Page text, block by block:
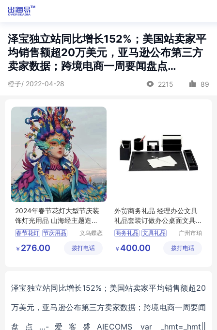
泽宝独立站同比增长152%；美国站卖家平
均销售额超20万美元，亚马逊公布第三方
卖家数据；跨境电商一周要闻盘点…
橙子/ 2022-04-28 2215 89
2024年春节花灯大型节庆装
饰灯光用品 山海经主题造型
彩灯制作厂家
春节花灯 节庆用品
彩灯厂家
义乌蝶恋
术有限公
￥ 276.00 拨打电话
外贸商务礼品 经理办公文具
礼品套装订做办公桌面文具
套装定制生产
商务礼品 文具礼品
广州市珀
限公司
￥ 400.00 拨打电话
泽宝独立站同比增长152%；美国站卖家平均销售额超20
万美元，亚马逊公布第三方卖家数据；跨境电商一周要闻
盘点…-爱客盛AIECOMS var _hmt=_hmt||